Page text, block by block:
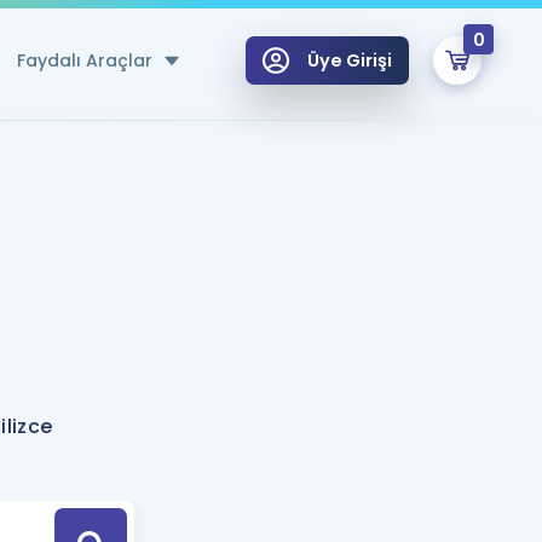
Faydalı Araçlar
Hesaplama Aracı
için Öneriler
Tek Takvimde
Üye Girişi
0